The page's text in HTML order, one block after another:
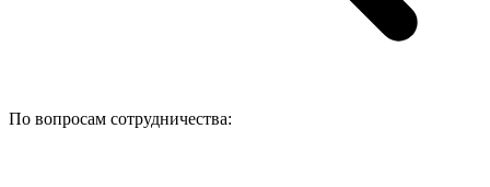
По вопросам сотрудничества: